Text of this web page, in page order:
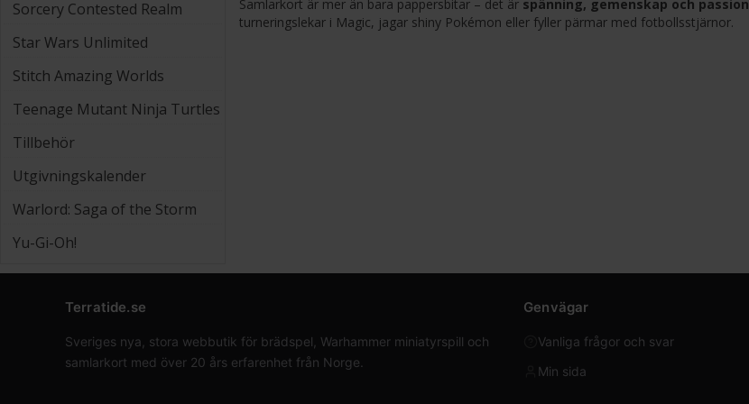
Sorcery Contested Realm
Star Wars Unlimited
Stitch Amazing Worlds
Teenage Mutant Ninja Turtles
Tillbehör
Utgivningskalender
Warlord: Saga of the Storm
Yu-Gi-Oh!
Samlarkort är mer än bara pappersbitar – det är spänning, gemenskap och passion
turneringslekar i Magic, jagar shiny Pokémon eller fyller pärmar med fotbollsstjärnor.
Terratide.se
Sveriges nya, stora webbutik för brädspel, Warhammer miniatyrspill och
samlarkort med över 20 års erfarenhet från Norge.
Genvägar
Vanliga frågor och svar
Min sida